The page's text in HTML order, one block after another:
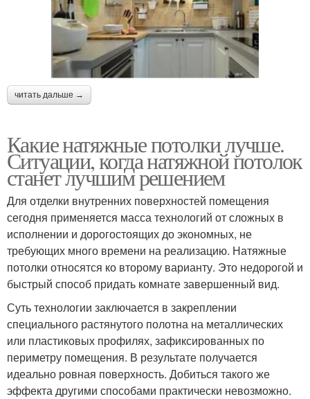
читать дальше →
Какие натяжные потолки лучше.
Ситуации, когда натяжной потолок
станет лучшим решением
Для отделки внутренних поверхностей помещения
сегодня применяется масса технологий от сложных в
исполнении и дорогостоящих до экономных, не
требующих много времени на реализацию. Натяжные
потолки относятся ко второму варианту. Это недорогой и
быстрый способ придать комнате завершенный вид.
Суть технологии заключается в закреплении
специального растянутого полотна на металлических
или пластиковых профилях, зафиксированных по
периметру помещения. В результате получается
идеально ровная поверхность. Добиться такого же
эффекта другими способами практически невозможно.